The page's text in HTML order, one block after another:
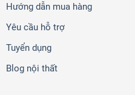
Hướng dẫn mua hàng
Yêu cầu hỗ trợ
Tuyển dụng
Blog nội thất